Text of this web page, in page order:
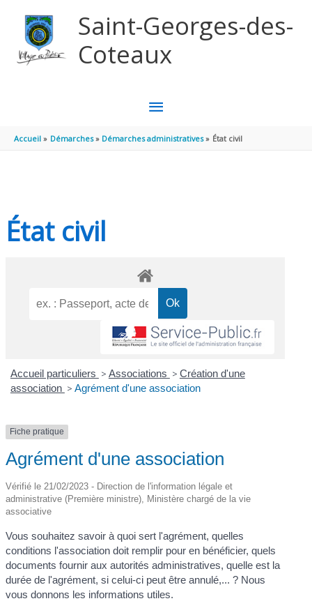
Saint-Georges-des-
Coteaux
MENU
PRINCIPAL
Accueil Démarches Démarches administratives État civil
État civil
Accueil particuliers > Associations > Création d'une
association > Agrément d'une association
Fiche pratique
Agrément d'une association
Vérifié le 21/02/2023 - Direction de l'information légale et
administrative (Première ministre), Ministère chargé de la vie
associative
Vous souhaitez savoir à quoi sert l'agrément, quelles
conditions l'association doit remplir pour en bénéficier, quels
documents fournir aux autorités administratives, quelle est la
durée de l'agrément, si celui-ci peut être annulé,... ? Nous
vous donnons les informations utiles.